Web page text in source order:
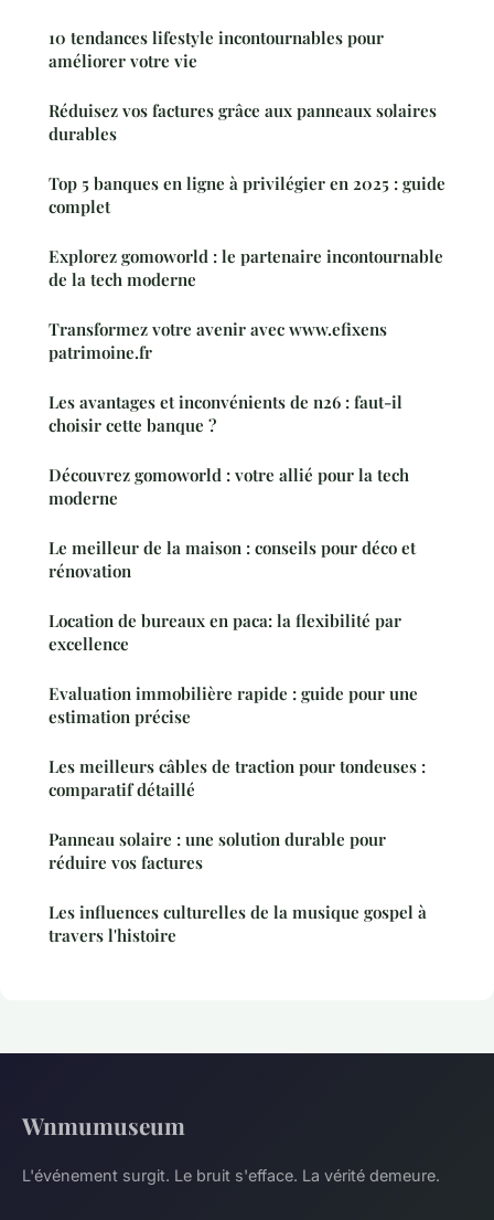
10 tendances lifestyle incontournables pour
améliorer votre vie
Réduisez vos factures grâce aux panneaux solaires
durables
Top 5 banques en ligne à privilégier en 2025 : guide
complet
Explorez gomoworld : le partenaire incontournable
de la tech moderne
Transformez votre avenir avec www.efixens
patrimoine.fr
Les avantages et inconvénients de n26 : faut-il
choisir cette banque ?
Découvrez gomoworld : votre allié pour la tech
moderne
Le meilleur de la maison : conseils pour déco et
rénovation
Location de bureaux en paca: la flexibilité par
excellence
Evaluation immobilière rapide : guide pour une
estimation précise
Les meilleurs câbles de traction pour tondeuses :
comparatif détaillé
Panneau solaire : une solution durable pour
réduire vos factures
Les influences culturelles de la musique gospel à
travers l'histoire
Wnmumuseum
L'événement surgit. Le bruit s'efface. La vérité demeure.